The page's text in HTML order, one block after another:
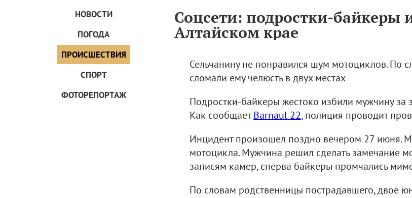
НОВОСТИ
ПОГОДА
ПРОИCШЕСТВИЯ
СПОРТ
ФОТОРЕПОРТАЖ
Соцсети: подростки-байкеры
Алтайском крае
Сельчанину не понравился шум мотоциклов. По
сломали ему челюсть в двух местах
Подростки-байкеры жестоко избили мужчину за
Как сообщаетBarnaul 22, полиция проводит
Инцидент произошел поздно вечером 27 июня.
мотоцикла. Мужчина решил сделать замечание
записям камер, сперва байкеры промчались
По словам родственницы пострадавшего, двое